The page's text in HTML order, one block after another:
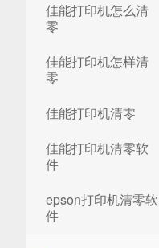
佳能打印机怎么清
零
佳能打印机怎样清
零
佳能打印机清零
佳能打印机清零软
件
epson打印机清零软
件